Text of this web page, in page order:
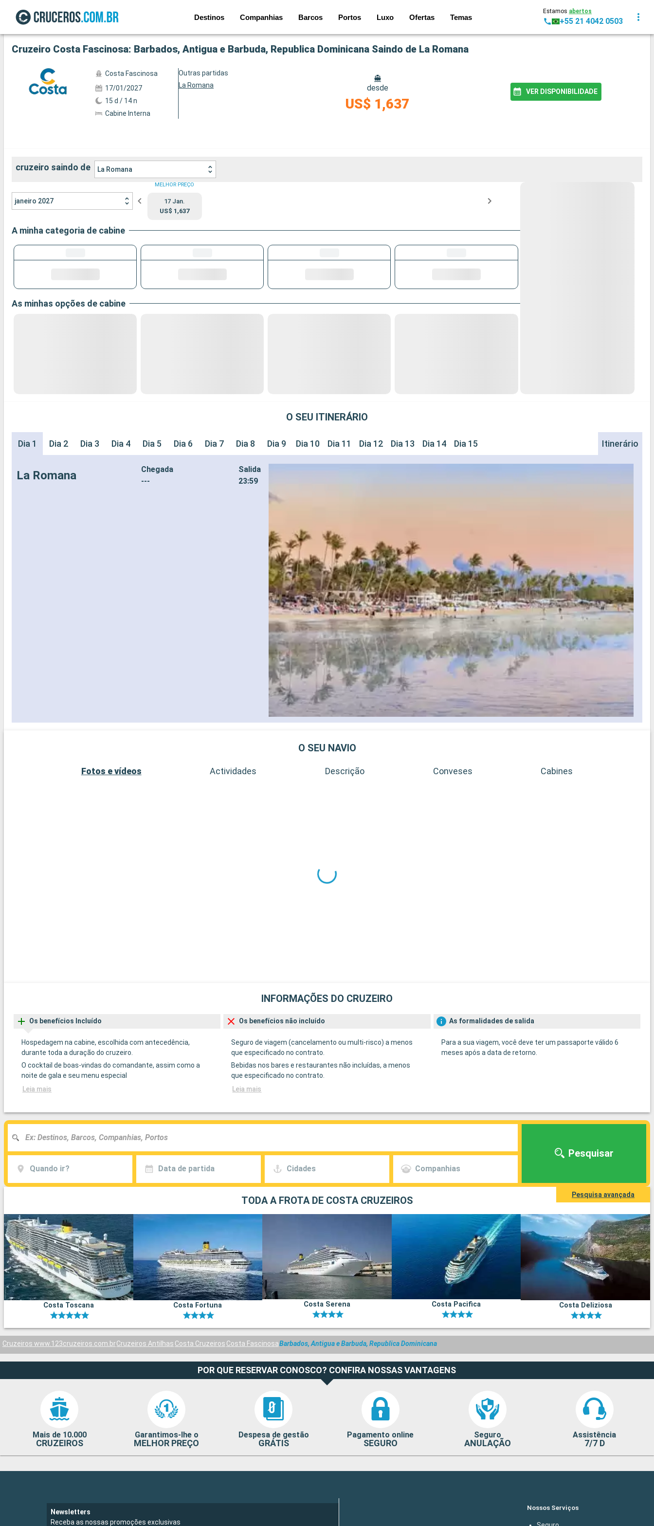
Destinos Companhias Barcos Portos Luxo Ofertas Temas
Estamos abertos
+55 21 4042 0503
Ver a 59 fotos
Cruzeiro Costa Fascinosa: Barbados, Antigua e Barbuda, Republica Dominicana Saindo de La Romana
Costa Fascinosa
17/01/2027
15 d / 14 n
Cabine Interna
Outras partidas
La Romana
desde
US$ 1,637
VER DISPONIBILIDADE
cruzeiro saindo de La Romana
janeiro 2027
MELHOR PREÇO
17 Jan.
US$ 1,637
A minha categoria de cabine
As minhas opções de cabine
O SEU ITINERÁRIO
Dia 1 Dia 2 Dia 3 Dia 4 Dia 5 Dia 6 Dia 7 Dia 8 Dia 9 Dia 10 Dia 11 Dia 12 Dia 13 Dia 14 Dia 15 Itinerário
La Romana
Chegada
---
Salida
23:59
O SEU NAVIO
Fotos e vídeos Actividades Descrição Conveses Cabines
INFORMAÇÕES DO CRUZEIRO
Os benefícios Incluído
Hospedagem na cabine, escolhida com antecedência,
durante toda a duração do cruzeiro.
O cocktail de boas-vindas do comandante, assim como a
noite de gala e seu menu especial
Leia mais
Os benefícios não incluído
Seguro de viagem (cancelamento ou multi-risco) a menos
que especificado no contrato.
Bebidas nos bares e restaurantes não incluídas, a menos
que especificado no contrato.
Leia mais
As formalidades de salida
Para a sua viagem, você deve ter um passaporte válido 6
meses após a data de retorno.
Quando ir? Data de partida Cidades Companhias
Pesquisar
Pesquisa avançada
TODA A FROTA DE COSTA CRUZEIROS
Costa Toscana Costa Fortuna Costa Serena Costa Pacifica Costa Deliziosa
Cruzeiros www.123cruzeiros.com.brCruzeiros Antilhas Costa Cruzeiros Costa FascinosaBarbados, Antigua e Barbuda, Republica Dominicana
POR QUE RESERVAR CONOSCO? CONFIRA NOSSAS VANTAGENS
Mais de 10.000
CRUZEIROS
Garantimos-lhe o
MELHOR PREÇO
Despesa de gestão
GRÁTIS
Pagamento online
SEGURO
Seguro
ANULAÇÃO
Assistência
7/7 D
Newsletters
Receba as nossas promoções exclusivas
Nossos Serviços